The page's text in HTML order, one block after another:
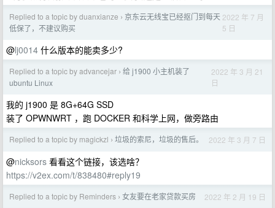
Replied to a topic by duanxianze › 京东云无线宝已经抠门到每天
低保了，不建议购买
2022 年 7 月
5 日
@lj0014 什么版本的能卖多少?
Replied to a topic by advancejar › 给 j1900 小主机装了
ubuntu Linux
2022 年 3 月 21
日
我的 j1900 是 8G+64G SSD
装了 OPWNWRT ，跑 DOCKER 和科学上网，做旁路由
Replied to a topic by magickzl › 垃圾的索尼，垃圾的售后。 2022 年 3 月 7 日
@nicksors 看看这个链接，该选啥？
https://v2ex.com/t/838480#reply19
Replied to a topic by Reminders › 女友要在老家贷款买房 2022 年 2 月 19 日